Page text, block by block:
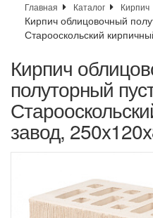
Главная Каталог Кирпич
Кирпич облицовочный
Старооскольский
Кирпич
полуторный
завод,